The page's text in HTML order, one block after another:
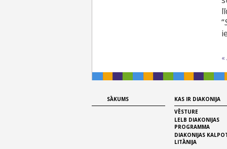
“
«
SĀKUMS
KAS IR DIAKONIJA
VĒSTURE
LELB DIAKONIJAS
PROGRAMMA
DIAKONIJAS
LITĀNIJA